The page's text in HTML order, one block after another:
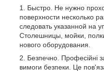
Быстро. Не нужно
поверхности несколько
следовать указанной на
Столешницы, мойки,
нового оборудования.
Безпечно. Професійні
вимоги безпеки. Це